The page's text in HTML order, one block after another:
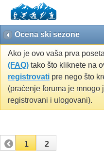
Ocena ski sezone
Ako je ovo vaša prva
(FAQ) tako što kliknete na
registrovati pre nego što
(praćenje foruma je mnogo
registrovani i ulogovani).
1 2